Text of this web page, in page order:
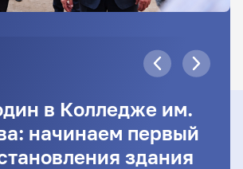
в Колледже им.
начинаем первый
здания